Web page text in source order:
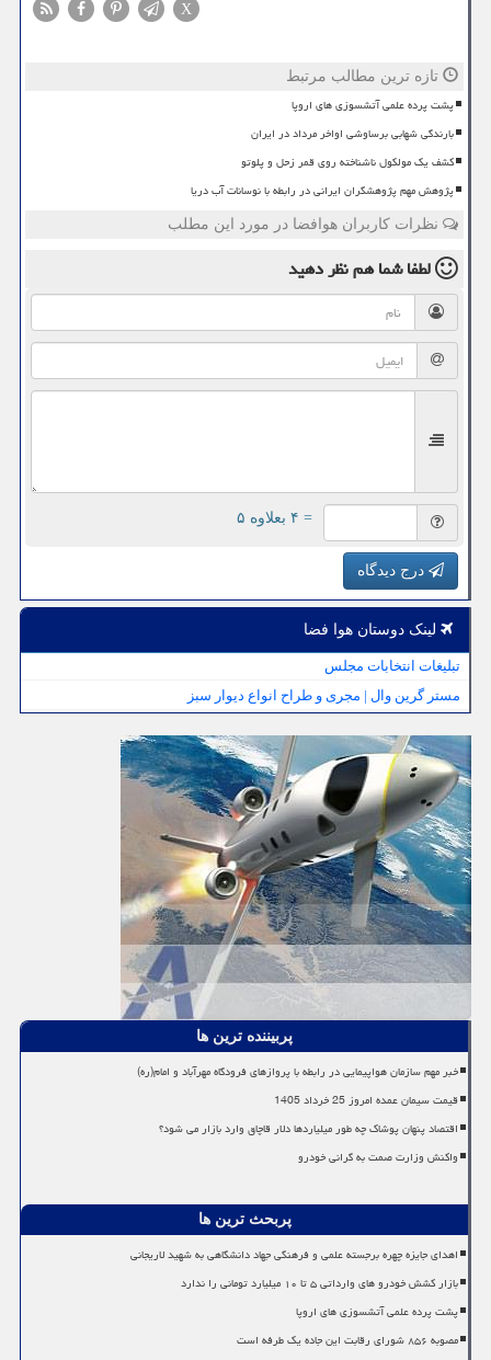
X
تازه ترین مطالب مرتبط
پشت پرده علمی آتشسوزی های اروپا
بارندگی شهابی برساوشی اواخر مرداد در ایران
کشف یک مولکول ناشناخته روی قمر زحل و پلوتو
پژوهش مهم پژوهشگران ایرانی در رابطه با نوسانات آب دریا
نظرات کاربران هوافضا در مورد این مطلب
لطفا شما همنظر دهید
= ۴ بعلاوه ۵
درج دیدگاه
لینک دوستان هوا فضا
تبلیغات انتخابات مجلس
مستر گرین وال | مجری و طراح انواع دیوار سبز
پربیننده ترین ها
خبر مهم سازمان هواپیمایی در رابطه با پروازهای فرودگاه مهرآباد و امام(ره)
قیمت سیمان عمده امروز 25 خرداد 1405
اقتصاد پنهان پوشاک چه طور میلیاردها دلار قاچاق وارد بازار می شود؟
واکنش وزارت صمت به گرانی خودرو
پربحث ترین ها
اهدای جایزه چهره برجسته علمی و فرهنگی جهاد دانشگاهی به شهید لاریجانی
بازار کشش خودرو های وارداتی ۵ تا ۱۰ میلیارد تومانی را ندارد
پشت پرده علمی آتشسوزی های اروپا
مصوبه ۸۵۶ شورای رقابت این جاده یک طرفه است